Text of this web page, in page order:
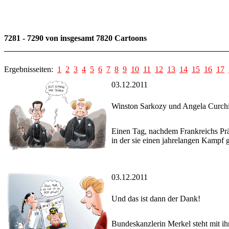
7281 - 7290 von insgesamt 7820 Cartoons
Ergebnisseiten: 1 2 3 4 5 6 7 8 9 10 11 12 13 14 15 16 17
03.12.2011
Winston Sarkozy und Angela
Einen Tag, nachdem Frankreichs
in der sie einen jahrelangen Kampf
03.12.2011
Und das ist dann der Dank!
Bundeskanzlerin Merkel steht mit